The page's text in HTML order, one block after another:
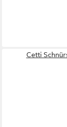
Cetti